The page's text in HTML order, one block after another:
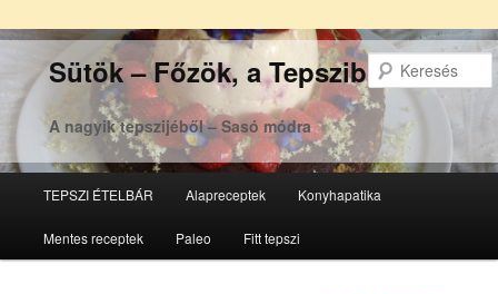
Sütök – Főzök, a Tepsziből
A nagyik tepszijéből – Sasó módra
Tovább
az
Tovább
a
TEPSZI ÉTELBÁR Alapreceptek Konyhapatika
Mentes receptek Paleo Fitt tepszi